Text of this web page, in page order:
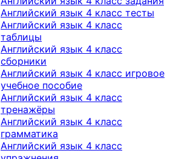
Английский язык 4 класс тесты
Английский язык 4 класс
таблицы
Английский язык 4 класс
сборники
Английский язык 4 класс игровое
учебное пособие
Английский язык 4 класс
тренажёры
Английский язык 4 класс
грамматика
Английский язык 4 класс